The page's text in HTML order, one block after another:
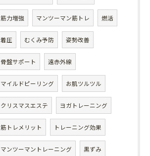
筋力増強 マンツーマン筋トレ 燃活
着圧 むくみ予防 姿勢改善
骨盤サポート 遠赤外線
マイルドピーリング お肌ツルツル
クリスマスエステ ヨガトレーニング
筋トレメリット トレーニング効果
マンツーマントレーニング 黒ずみ